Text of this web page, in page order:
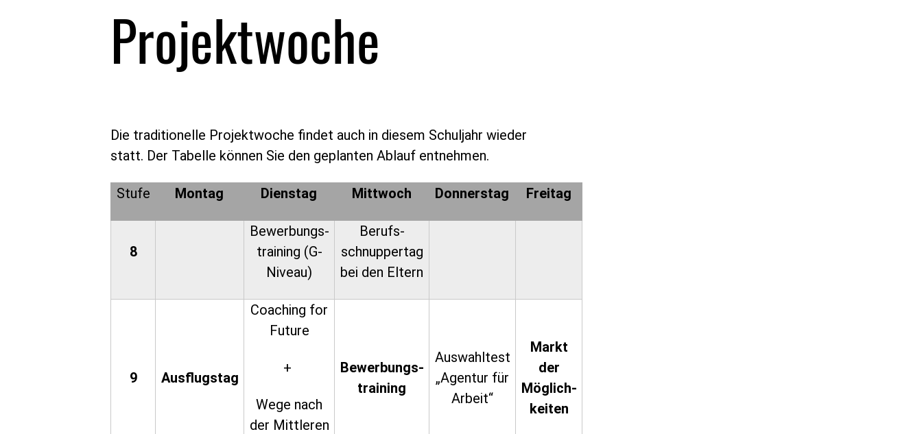
Projektwoche
Die traditionelle Projektwoche findet auch in diesem Schuljahr wieder
statt. Der Tabelle können Sie den geplanten Ablauf entnehmen.
Stufe Montag Dienstag Mittwoch Donnerstag Freitag
8
Bewerbungs-
training (G-
Niveau)
Berufs-
schnuppertag
bei den Eltern
9 Ausflugstag
Coaching for
Future
+
Wege nach
der Mittleren
Bewerbungs-
training
Auswahltest
„Agentur für
Arbeit“
Markt
der
Möglich-
keiten